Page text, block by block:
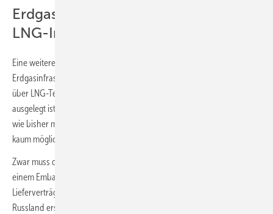
Erdgasinfrastruktur ist nicht für
LNG-Importe ausgelegt
Eine weitere Herausforderung ist, dass die vorhandene
Erdgasinfrastruktur in Europa nicht für eine 100%ige Bedarfsdeckung
über LNG-Terminals und stark für einen Gasfluss von Ost nach West
ausgelegt ist. Alle Verbraucher im gleichen Umfang in allen Situationen
wie bisher mit Erdgas zu versorgen, dürfte also mit LNG kurzfristig
kaum möglich sein.
Zwar muss durch Pipelineverbindungen mit anderen Ländern bei
einem Embargo, einem Lieferstopp oder einem Auslaufen der
Lieferverträge nicht der gesamte bisherige Pipelineimport aus
Russland ersetzt werden, die zusätzlichen Kapazitäten dieser Röhren